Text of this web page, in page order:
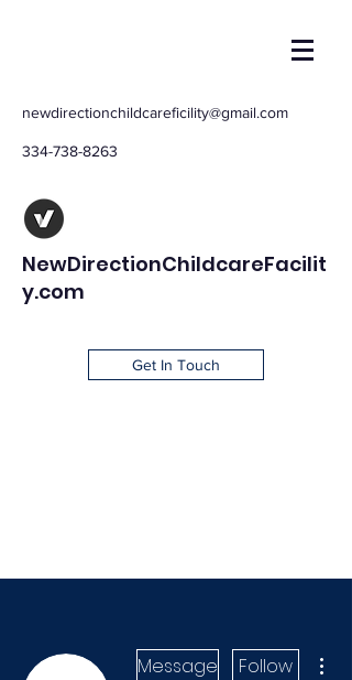
newdirectionchildcareficility@gmail.com
334-738-8263
NewDirectionChildcareFacilit
y.com
Get In Touch
Message Follow